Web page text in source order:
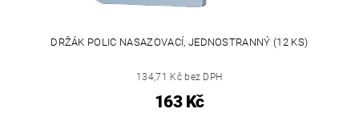
DRŽÁK POLIC NASAZOVACÍ, JEDNOSTRANNÝ (12 KS)
134,71 Kč bez DPH
163 Kč